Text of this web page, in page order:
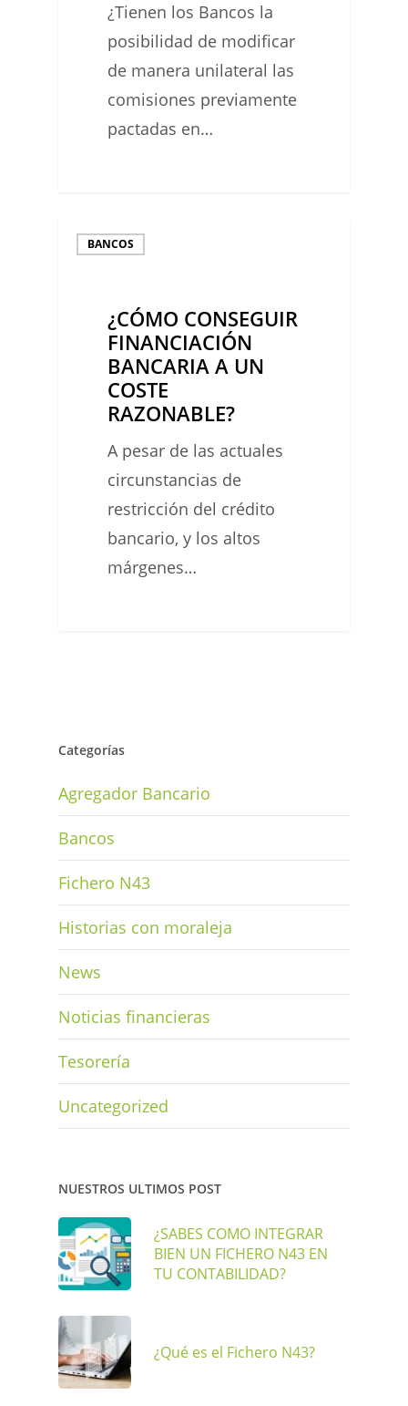
¿Tienen los Bancos la
posibilidad de modificar
de manera unilateral las
comisiones previamente
pactadas en…
¿CÓMO
CONSEGUIR
BANCARIA
BANCOS
¿CÓMO CONSEGUIR
FINANCIACIÓN
BANCARIA A UN
COSTE
RAZONABLE?
A pesar de las actuales
circunstancias de
restricción del crédito
bancario, y los altos
márgenes…
Categorías
Agregador Bancario
Bancos
Fichero N43
Historias con moraleja
News
Noticias financieras
Tesorería
Uncategorized
NUESTROS ULTIMOS POST
¿SABES COMO INTEGRAR
BIEN UN FICHERO N43 EN
TU CONTABILIDAD?
¿Qué es el Fichero N43?